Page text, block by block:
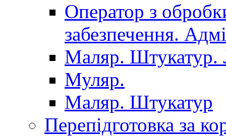
Оператор з
забезпечення.
Маляр. Штукатур.
Муляр.
Маляр. Штукатур
Перепідготовка за